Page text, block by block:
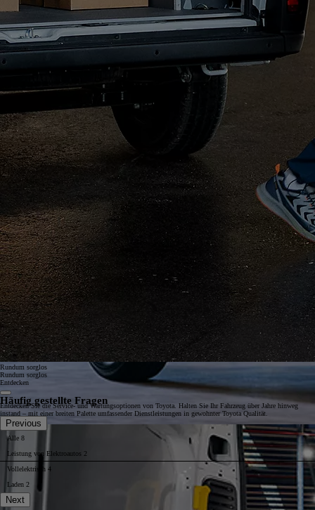
Toyota Kredit
Teilen Sie die Kosten für Ihr Fahrzeug in bequeme Raten auf, auf Wunsch einschließlich Zubehör und
erweiterter Herstellergarantie. Sie können auch wählen, ob Sie eine Anzahlung leisten möchten oder nicht, und
die Laufzeit für die Zahlung Ihres Fahrzeugs auf ein bis sieben Jahre festlegen.
Toyota Professional Versicherung
Wir wissen, dass Mobilität für Ihr Tagesgeschäft von entscheidender Bedeutung ist. Deshalb haben wir eine
Kfz-Versicherung entwickelt, die Ihnen die Gewissheit gibt, dass Ihr Nutzfahrzeug von den Experten geschützt
wird, die es gebaut haben und es am besten kennen. Egal, welche Art von Geschäft Sie betreiben: Wir
kümmern uns darum, dass Sie rund um die Uhr mobil bleiben können, einschließlich der Deckungen
„Werkzeuge und Material“ und „Individuelles Zubehör“.
Rundum sorglos
Rundum sorglos
Entdecken
Entdecken Sie die Service- und Wartungsoptionen von Toyota. Halten Sie Ihr Fahrzeug über Jahre hinweg
instand – mit einer breiten Palette umfassender Dienstleistungen in gewohnter Toyota Qualität.
Häufig gestellte Fragen
Previous
Alle 8
Leistung von Elektroautos 2
Vollelektrisch 4
Laden 2
Next